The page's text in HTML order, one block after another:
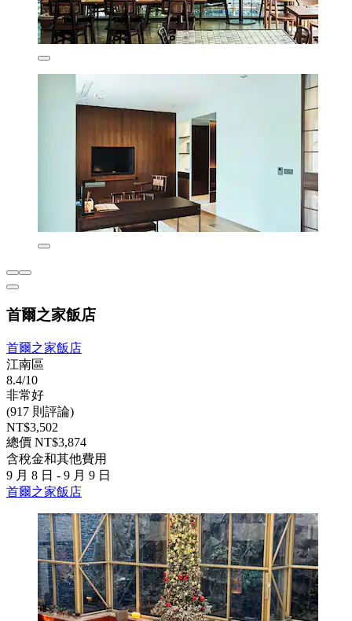
首爾之家飯店
首爾之家飯店
江南區
8.4/10
非常好
(917 則評論)
NT$3,502
總價 NT$3,874
含稅金和其他費用
9 月 8 日 - 9 月 9 日
首爾之家飯店